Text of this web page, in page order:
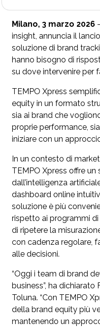
Milano, 3 marzo 2026
insight, annuncia il
soluzione di brand
hanno bisogno di
su dove intervenire per
TEMPO Xpress
equity in un formato
sia ai brand che
proprie performance,
iniziare con un
In un contesto di
TEMPO Xpress offre
dall’intelligenza
dashboard online
soluzione è più
rispetto ai programmi
di ripetere la
con cadenza regolare,
alle decisioni.
“Oggi i team di brand
business”, ha dichiarato
Toluna. “Con TEMPO
della brand equity più
mantenendo un